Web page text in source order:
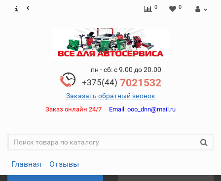
0 0
пн - сб: с 9.00 до 20.00
+375(44) 7021532
Заказать обратный звонок
Заказ онлайн 24/7 Email: ooo_dnn@mail.ru
Главная Отзывы